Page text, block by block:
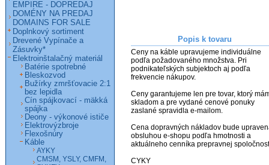
Popis k tovaru
Ceny na káble upravujeme individuálne
podľa požadovaného množstva. Pri
podnikateľských subjektoch aj podľa
frekvencie nákupov.
Ceny garantujeme len pre tovar, ktorý
skladom a pre vydané cenové ponuky
zaslané spravidla e-mailom.
Cena dopravných nákladov bude
obsluhou e-shopu podľa hmotnosti a
aktuálneho cenníka prepravnej
CYKY
EMPIRE - DOPREDAJ
DOMÉNY NA PREDAJ
DOMAINS FOR SALE
Doplnkový sortiment
Drevené Vypínače a
Zásuvky*
Elektroinštalačný materiál
Batérie spotrebné
Bleskozvod
Bužírky zmršťovacie 2:1
bez lepidla
Cín spájkovací - mäkká
spájka
Deony - výkonové ističe
Elektrovýzbroje
Flexošnúry
Káble
AYKY
CMSM, YSLY, CMFM,